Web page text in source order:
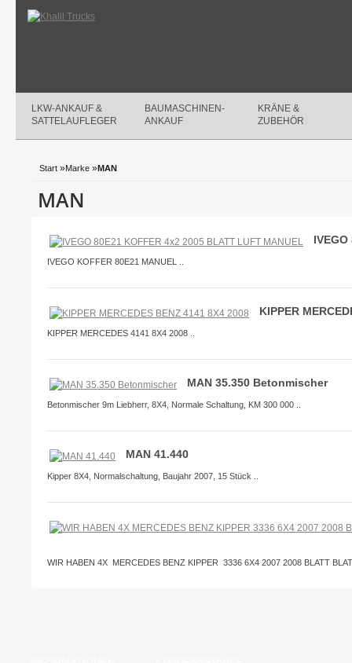
LKW-ANKAUF &
SATTELAUFLEGER
BAUMASCHINEN-
ANKAUF
KRÄNE &
ZUBEHÖR
Start »Marke »MAN
MAN
IVEGO KOFFER 80E21 MANUEL ..
KIPPER
KIPPER MERCEDES 4141 8X4 2008 ..
MAN 35.350 Betonmischer
Betonmischer 9m Liebherr, 8X4, Normale Schaltung, KM 300 000 ..
MAN 41.440
Kipper 8X4, Normalschaltung, Baujahr 2007, 15 Stück ..
WIR HABEN 4X MERCEDES BENZ KIPPER 3336 6X4 2007 2008 BLATT